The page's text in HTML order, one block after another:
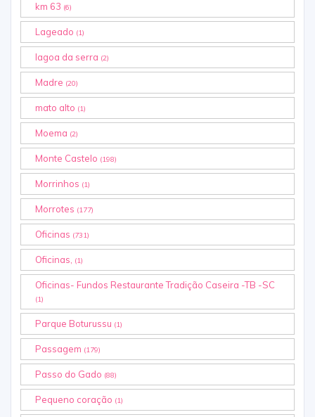
km 63 (6)
Lageado (1)
lagoa da serra (2)
Madre (20)
mato alto (1)
Moema (2)
Monte Castelo (198)
Morrinhos (1)
Morrotes (177)
Oficinas (731)
Oficinas, (1)
Oficinas- Fundos Restaurante Tradição Caseira -TB -SC
(1)
Parque Boturussu (1)
Passagem (179)
Passo do Gado (88)
Pequeno coração (1)